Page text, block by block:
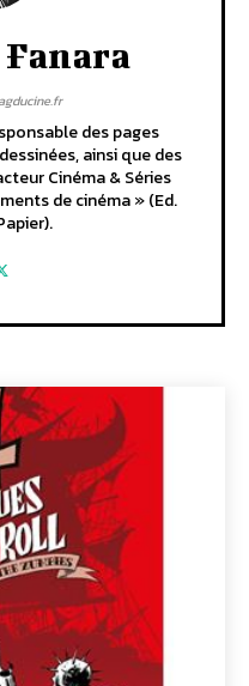
des pages
ainsi que des
Cinéma & Séries
de cinéma » (Ed.